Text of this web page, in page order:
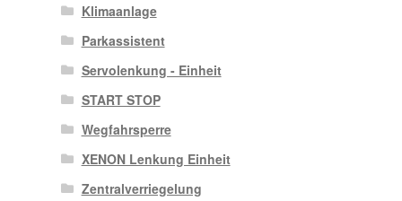
Klimaanlage
Parkassistent
Servolenkung - Einheit
START STOP
Wegfahrsperre
XENON Lenkung Einheit
Zentralverriegelung